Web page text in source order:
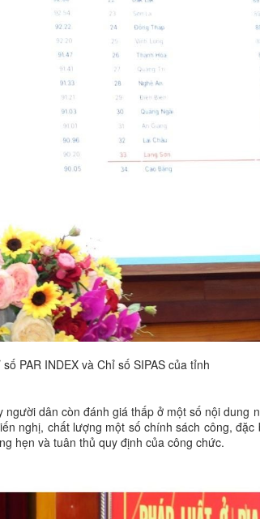
PAR INDEX và Chỉ số SIPAS của tỉnh
dân còn đánh giá thấp ở một số nội dung
nghị, chất lượng một số chính sách công, đặc
hẹn và tuân thủ quy định của công chức.